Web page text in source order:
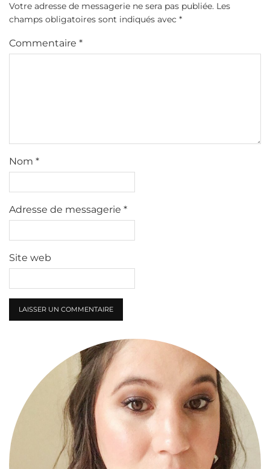
Votre adresse de messagerie ne sera pas publiée. Les
champs obligatoires sont indiqués avec *
Commentaire *
Nom *
Adresse de messagerie *
Site web